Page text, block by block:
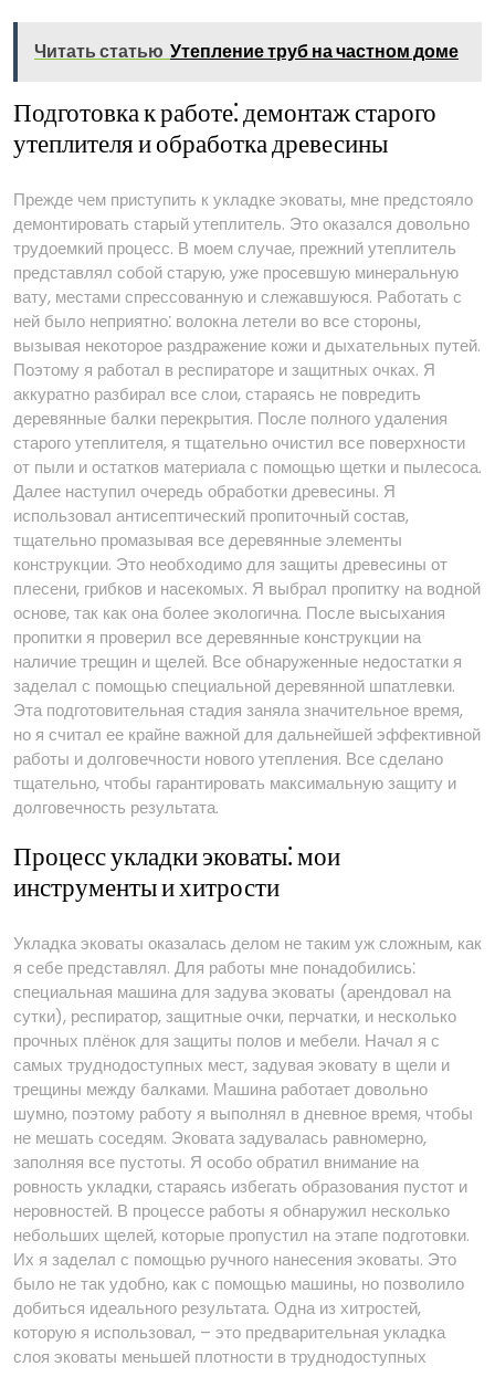
Читать статью Утепление труб на частном доме
Подготовка к работе⁚ демонтаж старого
утеплителя и обработка древесины
Прежде чем приступить к укладке эковаты, мне предстояло
демонтировать старый утеплитель. Это оказался довольно
трудоемкий процесс. В моем случае, прежний утеплитель
представлял собой старую, уже просевшую минеральную
вату, местами спрессованную и слежавшуюся. Работать с
ней было неприятно⁚ волокна летели во все стороны,
вызывая некоторое раздражение кожи и дыхательных путей.
Поэтому я работал в респираторе и защитных очках. Я
аккуратно разбирал все слои, стараясь не повредить
деревянные балки перекрытия. После полного удаления
старого утеплителя, я тщательно очистил все поверхности
от пыли и остатков материала с помощью щетки и пылесоса.
Далее наступил очередь обработки древесины. Я
использовал антисептический пропиточный состав,
тщательно промазывая все деревянные элементы
конструкции. Это необходимо для защиты древесины от
плесени, грибков и насекомых. Я выбрал пропитку на водной
основе, так как она более экологична. После высыхания
пропитки я проверил все деревянные конструкции на
наличие трещин и щелей. Все обнаруженные недостатки я
заделал с помощью специальной деревянной шпатлевки.
Эта подготовительная стадия заняла значительное время,
но я считал ее крайне важной для дальнейшей эффективной
работы и долговечности нового утепления. Все сделано
тщательно, чтобы гарантировать максимальную защиту и
долговечность результата.
Процесс укладки эковаты⁚ мои
инструменты и хитрости
Укладка эковаты оказалась делом не таким уж сложным, как
я себе представлял. Для работы мне понадобились⁚
специальная машина для задува эковаты (арендовал на
сутки), респиратор, защитные очки, перчатки, и несколько
прочных плёнок для защиты полов и мебели. Начал я с
самых труднодоступных мест, задувая эковату в щели и
трещины между балками. Машина работает довольно
шумно, поэтому работу я выполнял в дневное время, чтобы
не мешать соседям. Эковата задувалась равномерно,
заполняя все пустоты. Я особо обратил внимание на
ровность укладки, стараясь избегать образования пустот и
неровностей. В процессе работы я обнаружил несколько
небольших щелей, которые пропустил на этапе подготовки.
Их я заделал с помощью ручного нанесения эковаты. Это
было не так удобно, как с помощью машины, но позволило
добиться идеального результата. Одна из хитростей,
которую я использовал, – это предварительная укладка
слоя эковаты меньшей плотности в труднодоступных